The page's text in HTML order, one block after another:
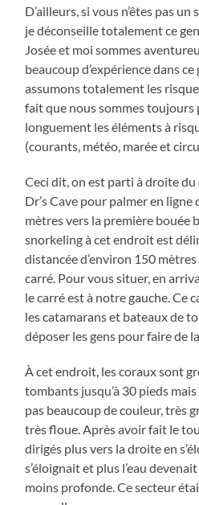
D’ailleurs, si vous n’êtes pas
je déconseille totalement ce
Josée et moi sommes
beaucoup d’expérience dans
assumons totalement les
fait que nous sommes
longuement les éléments à
(courants, météo, marée et
Ceci dit, on est parti à droite
Dr’s Cave pour palmer en
mètres vers la première bouée
snorkeling à cet endroit est
distancée d’environ 150
carré. Pour vous situer, en
le carré est à notre gauche. Ce
les catamarans et bateaux de
déposer les gens pour faire de
À cet endroit, les coraux sont
tombants jusqu’à 30 pieds
pas beaucoup de couleur, très
très floue. Après avoir fait le
dirigés plus vers la droite en
s’éloignait et plus l’eau
moins profonde. Ce secteur